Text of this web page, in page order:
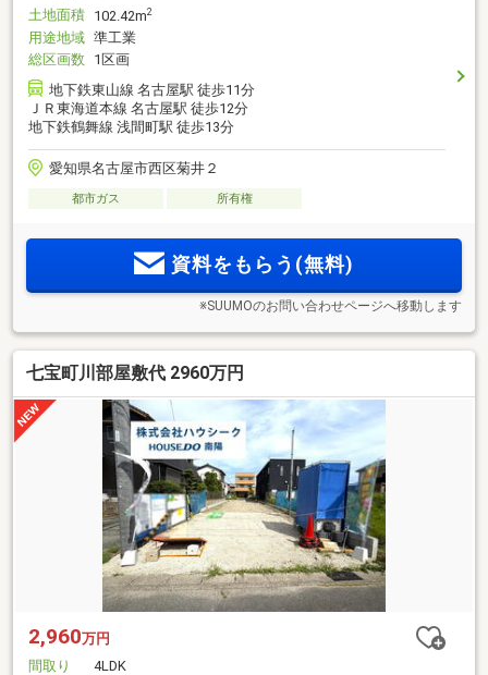
土地面積 102.42m2
用途地域 準工業
総区画数 1区画
地下鉄東山線 名古屋駅 徒歩11分
ＪＲ東海道本線 名古屋駅 徒歩12分
地下鉄鶴舞線 浅間町駅 徒歩13分
愛知県名古屋市西区菊井２
都市ガス 所有権
資料をもらう(無料)
※SUUMOのお問い合わせページへ移動します
七宝町川部屋敷代 2960万円
2,960万円
間取り
4LDK